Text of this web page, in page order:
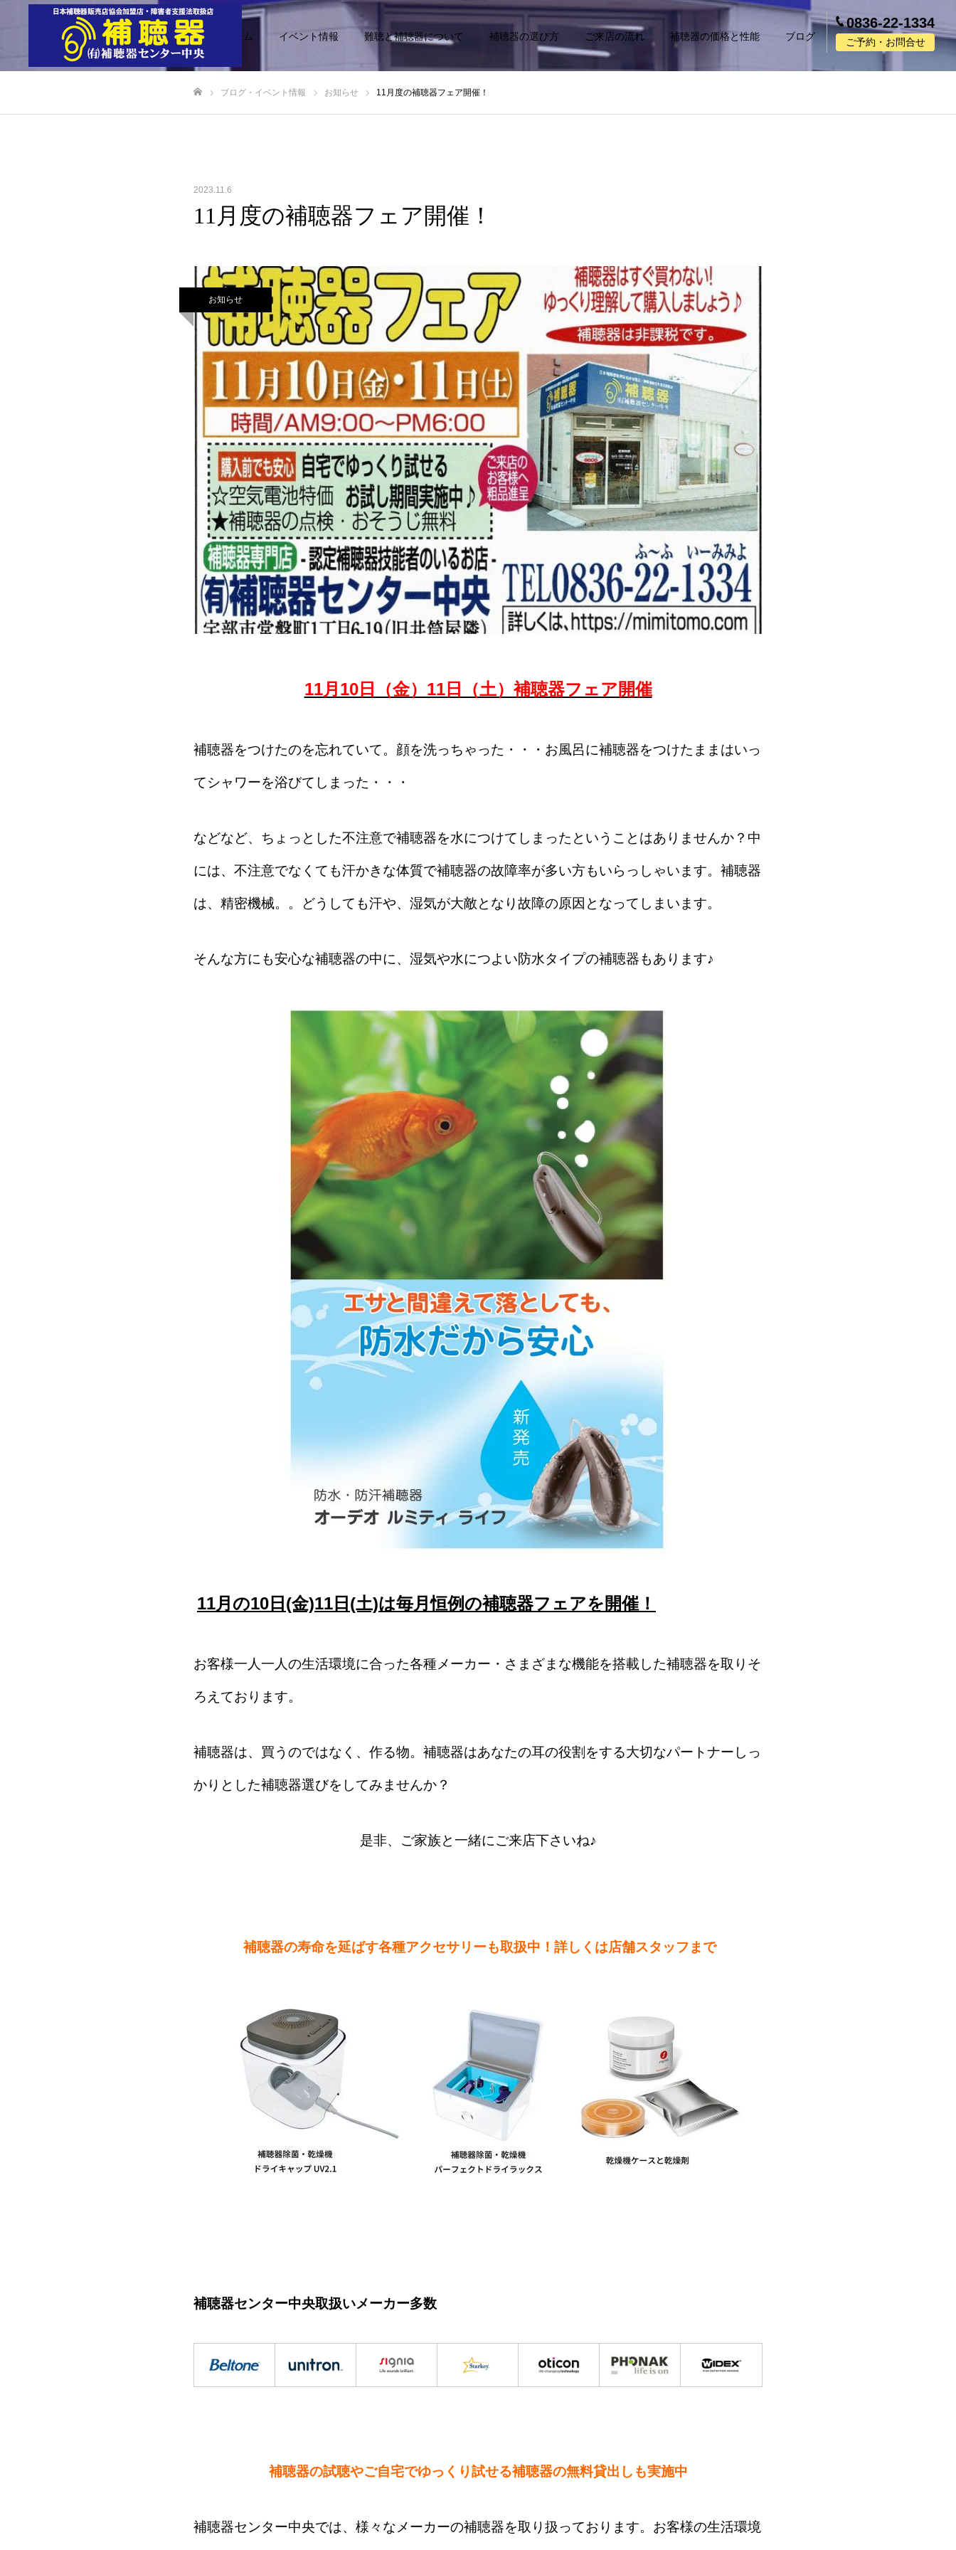
ホーム イベント情報 難聴と補聴器について 補聴器の選び方 ご来店の流れ 補聴器の価格と性能 ブログ
0836-22-1334
ご予約・お問合せ
ブログ・イベント情報 お知らせ 11月度の補聴器フェア開催！
2023.11.6
11月度の補聴器フェア開催！
お知らせ
11月10日（金）11日（土）補聴器フェア開催
補聴器をつけたのを忘れていて。顔を洗っちゃった・・・ お風呂に補聴器をつけたままはいっ
てシャワーを浴びてしまった・・・
などなど、ちょっとした不注意で補聴器を水につけてしまったということはありませんか？中
には、不注意でなくても汗かきな体質で補聴器の故障率が多い方もいらっしゃいます。補聴器
は、精密機械。。どうしても汗や、湿気が大敵となり故障の原因となってしまいます。
そんな方にも安心な補聴器の中に、湿気や水につよい防水タイプの補聴器もあります♪
11月の10日(金)11日(土)は毎月恒例の補聴器フェアを開催！
お客様一人一人の生活環境に合った各種メーカー・さまざまな機能を搭載した補聴器を取りそ
ろえております。
補聴器は、買うのではなく、作る物。補聴器はあなたの耳の役割をする大切なパートナーしっ
かりとした補聴器選びをしてみませんか？
是非、ご家族と一緒にご来店下さいね♪
補聴器の寿命を延ばす各種アクセサリーも取扱中！詳しくは店舗スタッフまで
補聴器センター中央取扱いメーカー多数
補聴器の試聴やご自宅でゆっくり試せる補聴器の無料貸出しも実施中
補聴器センター中央では、様々なメーカーの補聴器を取り扱っております。お客様の生活環境